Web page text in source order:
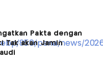
Pakta dengan
Tak akan Jamin